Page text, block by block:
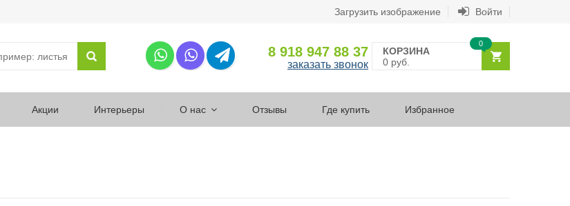
Загрузить изображение Войти
8 918 947 88 37
заказать звонок
КОРЗИНА
0 руб.
0
Акции Интерьеры О нас Отзывы Где купить Избранное